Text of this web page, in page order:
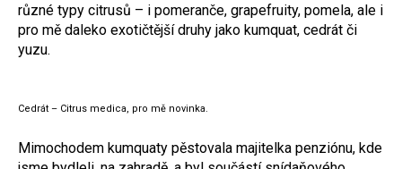
různé typy citrusů – i pomeranče, grapefruity, pomela, ale i
pro mě daleko exotičtější druhy jako kumquat, cedrát či
yuzu.
Cedrát – Citrus medica, pro mě novinka.
Mimochodem kumquaty pěstovala majitelka penziónu, kde